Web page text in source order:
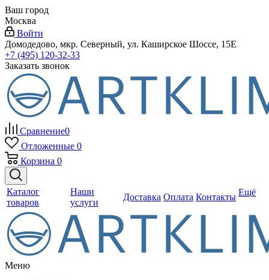
Ваш город
Москва
Войти
Домодедово, мкр. Северный, ул. Каширское Шоссе, 15Е
+7 (495) 120-32-33
Заказать звонок
Сравнение0
Отложенные 0
Корзина 0
Каталог
товаров
Наши
услуги
Доставка Оплата Контакты Ещё
Меню